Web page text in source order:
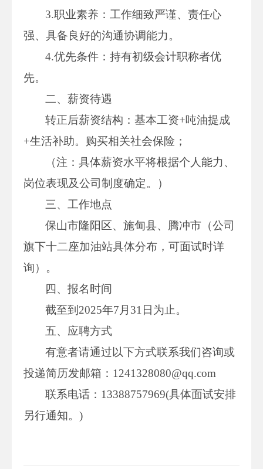
3.职业素养：工作细致严谨、责任心
强、具备良好的沟通协调能力。
4.优先条件：持有初级会计职称者优
先。
二、薪资待遇
转正后薪资结构：基本工资+吨油提成
+生活补助。购买相关社会保险；
（注：具体薪资水平将根据个人能力、
岗位表现及公司制度确定。）
三、工作地点
保山市隆阳区、施甸县、腾冲市（公司
旗下十二座加油站具体分布，可面试时详
询）。
四、报名时间
截至到2025年7月31日为止。
五、应聘方式
有意者请通过以下方式联系我们咨询或
投递简历发邮箱：1241328080@qq.com
联系电话：13388757969(具体面试安排
另行通知。)